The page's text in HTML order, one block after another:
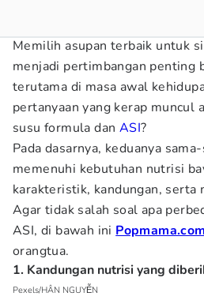
Memilih asupan terbaik untuk
menjadi pertimbangan penting
terutama di masa awal
pertanyaan yang kerap muncul
susu formula dan ASI?
Pada dasarnya, keduanya
memenuhi kebutuhan nutrisi
karakteristik, kandungan, serta
Agar tidak salah soal apa
ASI, di bawah ini Popmama.com
orangtua.
1. Kandungan nutrisi yang
Pexels/HÂN NGUYỄN